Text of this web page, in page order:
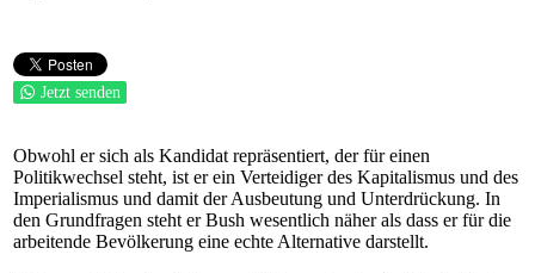
Jetzt senden
Obwohl er sich als Kandidat repräsentiert, der für einen
Politikwechsel steht, ist er ein Verteidiger des Kapitalismus und des
Imperialismus und damit der Ausbeutung und Unterdrückung. In
den Grundfragen steht er Bush wesentlich näher als dass er für die
arbeitende Bevölkerung eine echte Alternative darstellt.